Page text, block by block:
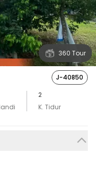
360 Tour
J-40850
2
K. Tidur